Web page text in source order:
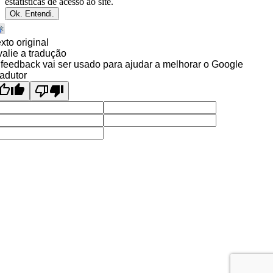
Ok. Entendi.
original
a tradução
vai ser usado para ajudar a melhorar o Google